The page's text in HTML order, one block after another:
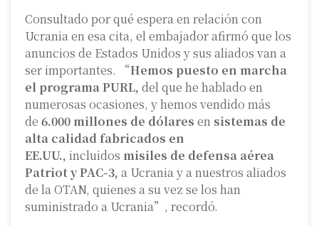
Consultado por qué espera en relación con
Ucrania en esa cita, el embajador afirmó que los
anuncios de Estados Unidos y sus aliados van a
ser importantes. “Hemos puesto en marcha
el programa PURL, del que he hablado en
numerosas ocasiones, y hemos vendido más
de 6.000 millones de dólares en sistemas de
alta calidad fabricados en
EE.UU., incluidos misiles de defensa aérea
Patriot y PAC-3, a Ucrania y a nuestros aliados
de la OTAN, quienes a su vez se los han
suministrado a Ucrania”, recordó.